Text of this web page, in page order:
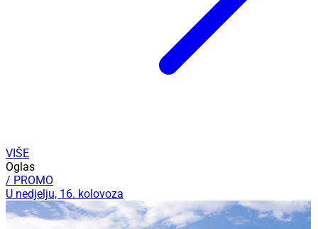
VIŠE
Oglas
/ PROMO
U nedjelju, 16. kolovoza